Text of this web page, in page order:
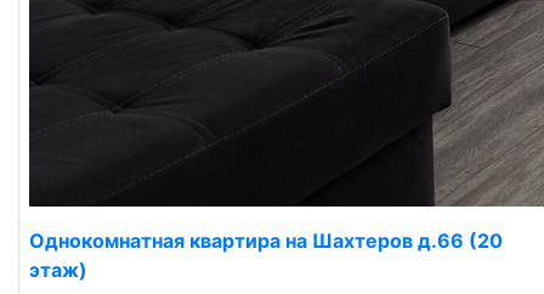
Однокомнатная квартира на Шахтеров д.66 (20
этаж)